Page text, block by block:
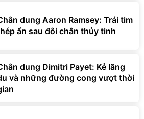
dung Aaron Ramsey: Trái tim
ẩn sau đôi chân thủy tinh
dung Dimitri Payet: Kẻ lãng
và những đường cong vượt thời